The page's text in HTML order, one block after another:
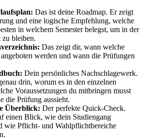
Das ist deine Roadmap. Er zeigt
und eine logische Empfehlung, welche
in welchem Semester belegst, um in der
zu bleiben.
Das zeigt dir, wann welche
werden und wann die Prüfungen
Dein persönliches Nachschlagewerk.
drin, worum es in den einzelnen
Voraussetzungen du mitbringen musst
die Prüfung aussieht.
Überblick: Der perfekte Quick-Check.
einen Blick, wie dein Studiengang
wie Pflicht- und Wahlpflichtbereiche